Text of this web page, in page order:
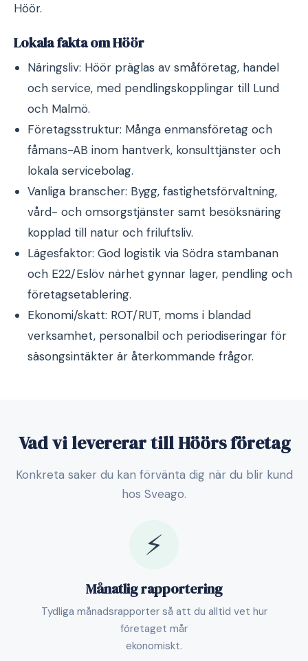
Höör.
Lokala fakta om Höör
Näringsliv: Höör präglas av småföretag, handel
och service, med pendlingskopplingar till Lund
och Malmö.
Företagsstruktur: Många enmansföretag och
fåmans-AB inom hantverk, konsulttjänster och
lokala servicebolag.
Vanliga branscher: Bygg, fastighetsförvaltning,
vård- och omsorgstjänster samt besöksnäring
kopplad till natur och friluftsliv.
Lägesfaktor: God logistik via Södra stambanan
och E22/Eslöv närhet gynnar lager, pendling och
företagsetablering.
Ekonomi/skatt: ROT/RUT, moms i blandad
verksamhet, personalbil och periodiseringar för
säsongsintäkter är återkommande frågor.
Vad vi levererar till Höörs företag
Konkreta saker du kan förvänta dig när du blir kund
hos Sveago.
⚡
Månatlig rapportering
Tydliga månadsrapporter så att du alltid vet hur
företaget mår
ekonomiskt.